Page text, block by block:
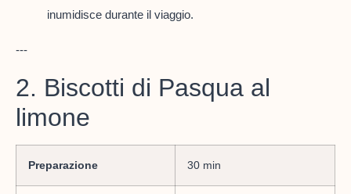
inumidisce durante il viaggio.
---
2. Biscotti di Pasqua al
limone
Preparazione 30 min